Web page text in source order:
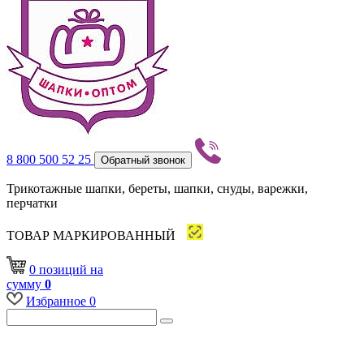
8 800 500 52 25 Обратный звонок
Трикотажные шапки, береты, шапки, снуды, варежки,
перчатки
ТОВАР МАРКИРОВАННЫЙ
0 позиций на
сумму 0
Избранное 0